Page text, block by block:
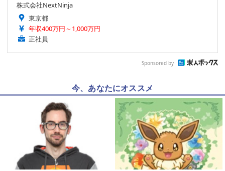
株式会社NextNinja
東京都
年収400万円～1,000万円
正社員
Sponsored by
今、あなたにオススメ